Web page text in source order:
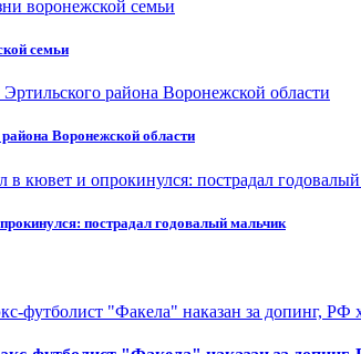
семьи
Воронежской области
пострадал годовалый мальчик